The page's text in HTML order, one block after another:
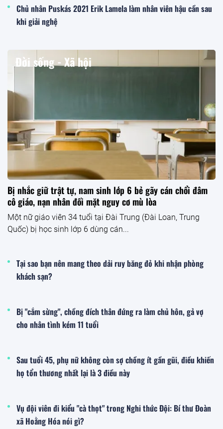
Chủ nhân Puskás 2021 Erik Lamela làm nhân viên hậu cần sau
khi giải nghệ
Đời sống - Xã hội
Bị nhắc giữ trật tự, nam sinh lớp 6 bẻ gãy cán chổi đâm
cô giáo, nạn nhân đối mặt nguy cơ mù lòa
Một nữ giáo viên 34 tuổi tại Đài Trung (Đài Loan, Trung
Quốc) bị học sinh lớp 6 dùng cán...
Tại sao bạn nên mang theo dải ruy băng đỏ khi nhận phòng
khách sạn?
Bị "cắm sừng", chồng đích thân đứng ra làm chủ hôn, gả vợ
cho nhân tình kém 11 tuổi
Sau tuổi 45, phụ nữ không còn sợ chồng ít gần gũi, điều khiến
họ tổn thương nhất lại là 3 điều này
Vụ đội viên đi kiểu "cà thọt" trong Nghi thức Đội: Bí thư Đoàn
xã Hoằng Hóa nói gì?